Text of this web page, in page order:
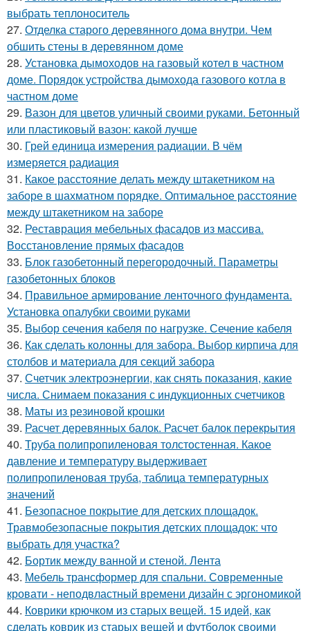
выбрать теплоноситель
27. Отделка старого деревянного дома внутри. Чем
обшить стены в деревянном доме
28. Установка дымоходов на газовый котел в частном
доме. Порядок устройства дымохода газового котла в
частном доме
29. Вазон для цветов уличный своими руками. Бетонный
или пластиковый вазон: какой лучше
30. Грей единица измерения радиации. В чём
измеряется радиация
31. Какое расстояние делать между штакетником на
заборе в шахматном порядке. Оптимальное расстояние
между штакетником на заборе
32. Реставрация мебельных фасадов из массива.
Восстановление прямых фасадов
33. Блок газобетонный перегородочный. Параметры
газобетонных блоков
34. Правильное армирование ленточного фундамента.
Установка опалубки своими руками
35. Выбор сечения кабеля по нагрузке. Сечение кабеля
36. Как сделать колонны для забора. Выбор кирпича для
столбов и материала для секций забора
37. Счетчик электроэнергии, как снять показания, какие
числа. Снимаем показания с индукционных счетчиков
38. Маты из резиновой крошки
39. Расчет деревянных балок. Расчет балок перекрытия
40. Труба полипропиленовая толстостенная. Какое
давление и температуру выдерживает
полипропиленовая труба, таблица температурных
значений
41. Безопасное покрытие для детских площадок.
Травмобезопасные покрытия детских площадок: что
выбрать для участка?
42. Бортик между ванной и стеной. Лента
43. Мебель трансформер для спальни. Современные
кровати - неподвластный времени дизайн с эргономикой
44. Коврики крючком из старых вещей. 15 идей, как
сделать коврик из старых вещей и футболок своими